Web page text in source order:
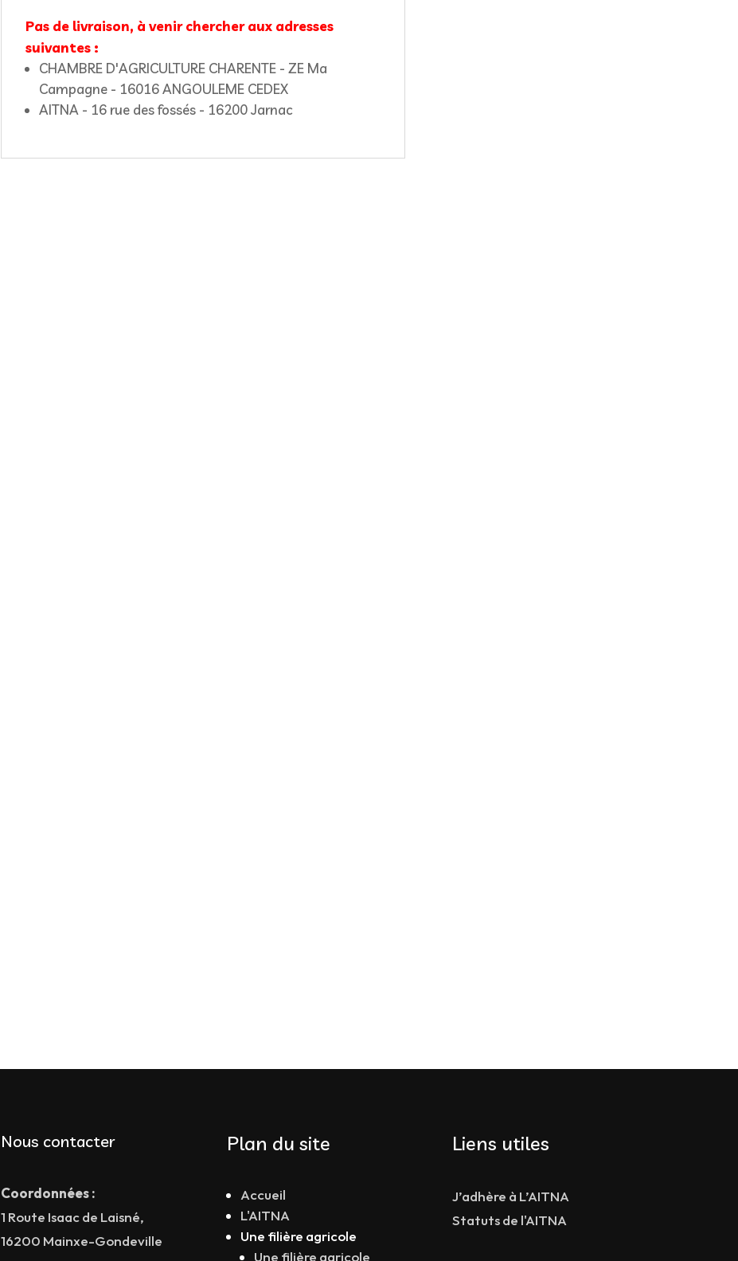
Pas de livraison, à venir chercher aux adresses
suivantes :
CHAMBRE D'AGRICULTURE CHARENTE - ZE Ma
Campagne - 16016 ANGOULEME CEDEX
AITNA - 16 rue des fossés - 16200 Jarnac
Nous contacter
Coordonnées :
1 Route Isaac de Laisné,
16200 Mainxe-Gondeville
Plan du site
Accueil
L'AITNA
Une filière agricole
Une filière agricole
Liens utiles
J’adhère à L’AITNA
Statuts de l'AITNA